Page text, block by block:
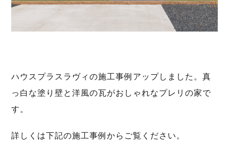
ハウスプラスラヴィの施工事例アップしました。真
っ白な塗り壁と洋風の瓦がおしゃれなプレリの家で
す。
詳しくは下記の施工事例からご覧ください。